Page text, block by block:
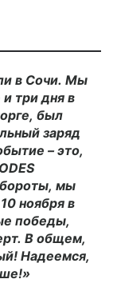
в Сочи. Мы
и тридня в
был
заряд
–это,
мы
10 ноября в
победы,
В общем,
Надеемся,